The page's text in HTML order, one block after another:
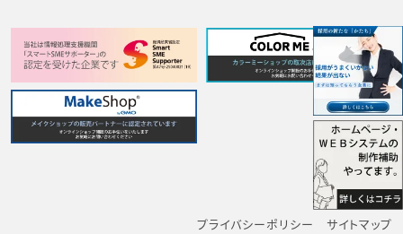
プライバシーポリシー サイトマップ